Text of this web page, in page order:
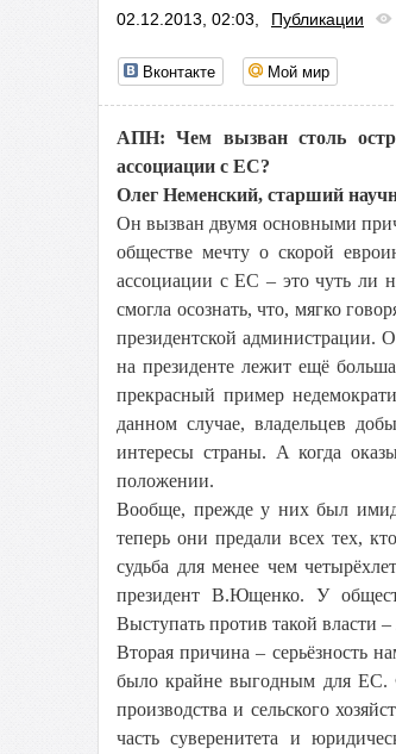
02.12.2013, 02:03, Публикации
Вконтакте Мой мир
АПН: Чем вызван столь
ассоциации с ЕС?
Олег Неменский, старший
Он вызван двумя основными
обществе мечту о скорой
ассоциации с ЕС – это чуть ли
смогла осознать, что, мягко
президентской администрации.
на президенте лежит ещё
прекрасный пример
данном случае, владельцев
интересы страны. А когда
положении.
Вообще, прежде у них был
теперь они предали всех тех,
судьба для менее чем
президент В.Ющенко. У
Выступать против такой власти
Вторая причина – серьёзность
было крайне выгодным для ЕС.
производства и сельского
часть суверенитета и